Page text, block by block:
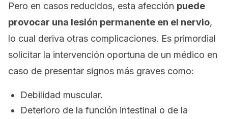
Pero en casos reducidos, esta afección puede
provocar una lesión permanente en el nervio,
lo cual deriva otras complicaciones. Es primordial
solicitar la intervención oportuna de un médico en
caso de presentar signos más graves como:
Debilidad muscular.
Deterioro de la función intestinal o de la